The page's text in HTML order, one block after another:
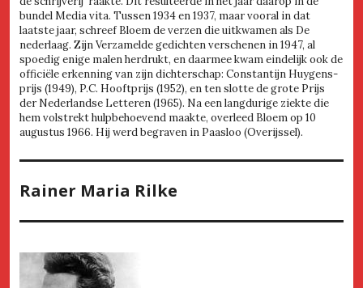
bundel Media vita. Tussen 1934 en 1937, maar vooral in dat
laatste jaar, schreef Bloem de verzen die uitkwamen als De
nederlaag. Zijn Verzamelde gedichten verschenen in 1947, al
spoedig enige malen herdrukt, en daarmee kwam eindelijk ook de
officiële erkenning van zijn dichterschap: Constantijn Huygens-
prijs (1949), P.C. Hooftprijs (1952), en ten slotte de grote Prijs
der Nederlandse Letteren (1965). Na een langdurige ziekte die
hem volstrekt hulpbehoevend maakte, overleed Bloem op 10
augustus 1966. Hij werd begraven in Paasloo (Overijssel).
Rainer Maria Rilke